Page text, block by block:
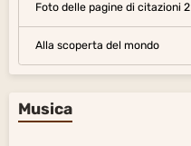
Foto delle pagine di citazioni 2
Alla scoperta del mondo
Musica